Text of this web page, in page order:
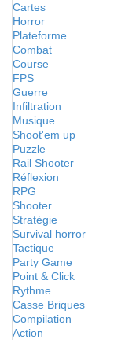
Cartes
Horror
Plateforme
Combat
Course
FPS
Guerre
Infiltration
Musique
Shoot'em up
Puzzle
Rail Shooter
Réflexion
RPG
Shooter
Stratégie
Survival horror
Tactique
Party Game
Point & Click
Rythme
Casse Briques
Compilation
Action